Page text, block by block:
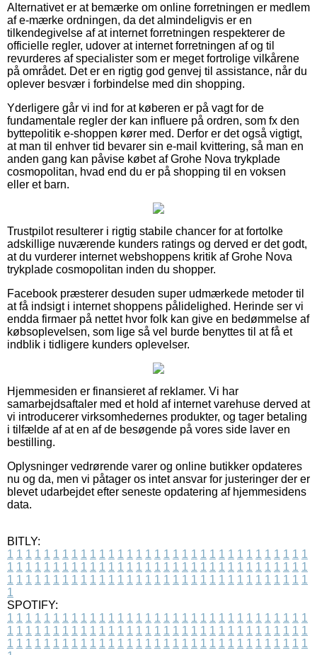
Alternativet er at bemærke om online forretningen er medlem
af e-mærke ordningen, da det almindeligvis er en
tilkendegivelse af at internet forretningen respekterer de
officielle regler, udover at internet forretningen af og til
revurderes af specialister som er meget fortrolige vilkårene
på området. Det er en rigtig god genvej til assistance, når du
oplever besvær i forbindelse med din shopping.
Yderligere går vi ind for at køberen er på vagt for de
fundamentale regler der kan influere på ordren, som fx den
byttepolitik e-shoppen kører med. Derfor er det også vigtigt,
at man til enhver tid bevarer sin e-mail kvittering, så man en
anden gang kan påvise købet af Grohe Nova trykplade
cosmopolitan, hvad end du er på shopping til en voksen
eller et barn.
Trustpilot resulterer i rigtig stabile chancer for at fortolke
adskillige nuværende kunders ratings og derved er det godt,
at du vurderer internet webshoppens kritik af Grohe Nova
trykplade cosmopolitan inden du shopper.
Facebook præsterer desuden super udmærkede metoder til
at få indsigt i internet shoppens pålidelighed. Herinde ser vi
endda firmaer på nettet hvor folk kan give en bedømmelse af
købsoplevelsen, som lige så vel burde benyttes til at få et
indblik i tidligere kunders oplevelser.
Hjemmesiden er finansieret af reklamer. Vi har
samarbejdsaftaler med et hold af internet varehuse derved at
vi introducerer virksomhedernes produkter, og tager betaling
i tilfælde af at en af de besøgende på vores side laver en
bestilling.
Oplysninger vedrørende varer og online butikker opdateres
nu og da, men vi påtager os intet ansvar for justeringer der er
blevet udarbejdet efter seneste opdatering af hjemmesidens
data.
BITLY:
1 1 1 1 1 1 1 1 1 1 1 1 1 1 1 1 1 1 1 1 1 1 1 1 1 1 1 1 1 1 1 1 1
1 1 1 1 1 1 1 1 1 1 1 1 1 1 1 1 1 1 1 1 1 1 1 1 1 1 1 1 1 1 1 1 1
1 1 1 1 1 1 1 1 1 1 1 1 1 1 1 1 1 1 1 1 1 1 1 1 1 1 1 1 1 1 1 1 1
1
SPOTIFY:
1 1 1 1 1 1 1 1 1 1 1 1 1 1 1 1 1 1 1 1 1 1 1 1 1 1 1 1 1 1 1 1 1
1 1 1 1 1 1 1 1 1 1 1 1 1 1 1 1 1 1 1 1 1 1 1 1 1 1 1 1 1 1 1 1 1
1 1 1 1 1 1 1 1 1 1 1 1 1 1 1 1 1 1 1 1 1 1 1 1 1 1 1 1 1 1 1 1 1